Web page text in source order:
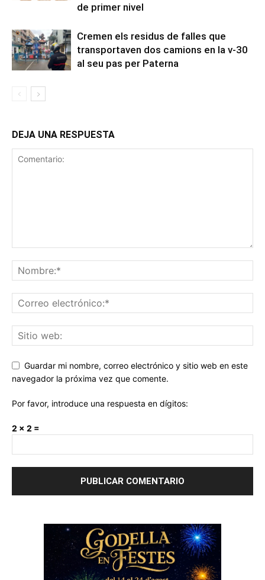
de primer nivel
Cremen els residus de falles que
transportaven dos camions en la v-30
al seu pas per Paterna
DEJA UNA RESPUESTA
Guardar mi nombre, correo electrónico y sitio web en este
navegador la próxima vez que comente.
Por favor, introduce una respuesta en dígitos:
2 × 2 =